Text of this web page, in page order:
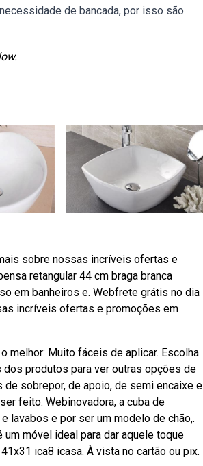
de bancada, por isso são
sobre nossas incríveis ofertas e
retangular 44 cm braga branca
em banheiros e. Webfrete grátis no dia
incríveis ofertas e promoções em
melhor: Muito fáceis de aplicar. Escolha
produtos para ver outras opções de
sobrepor, de apoio, de semi encaixe e
feito. Webinovadora, a cuba de
lavabos e por ser um modelo de chão,.
um móvel ideal para dar aquele toque
ica8 icasa. À vista no cartão ou pix.